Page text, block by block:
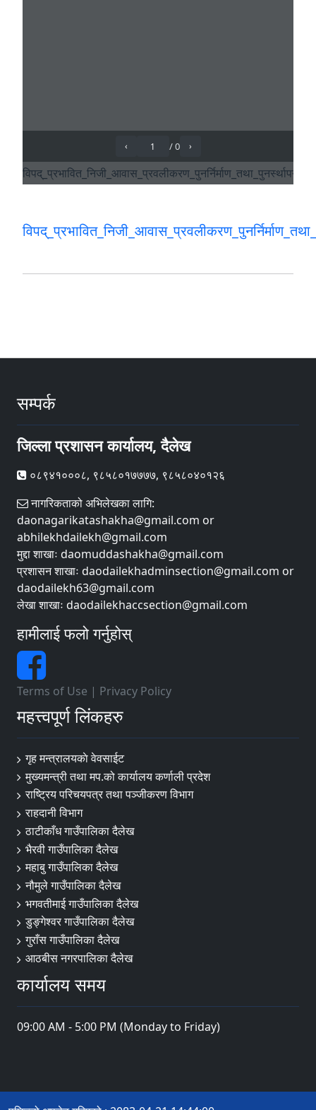
सम्पर्क
जिल्ला प्रशासन कार्यालय, दैलेख
०८९४१०००८, ९८५८०१७७७७, ९८५८०४०१२६
नागरिकताको अभिलेखका लागि:
daonagarikatashakha@gmail.com or
abhilekhdailekh@gmail.com
मुद्दा शाखाः daomuddashakha@gmail.com
प्रशासन शाखाः daodailekhadminsection@gmail.com or
daodailekh63@gmail.com
लेखा शाखाः daodailekhaccsection@gmail.com
हामीलाई फलो गर्नुहोस्
Terms of Use | Privacy Policy
महत्त्वपूर्ण लिंकहरु
गृह मन्त्रालयकाे वेवसाईट
मुख्यमन्त्री तथा मप.को कार्यालय कर्णाली प्रदेश
राष्ट्रिय परिचयपत्र तथा पञ्जीकरण विभाग
राहदानी विभाग
ठाटीकाँध गाउँपालिका दैलेख
भैरवी गाउँपालिका दैलेख
महाबु गाउँपालिका दैलेख
नौमुले गाउँपालिका दैलेख
भगवतीमाई गाउँपालिका दैलेख
डुङ्गेश्वर गाउँपालिका दैलेख
गुराँस गाउँपालिका दैलेख
आठबीस नगरपालिका दैलेख
कार्यालय समय
09:00 AM - 5:00 PM (Monday to Friday)